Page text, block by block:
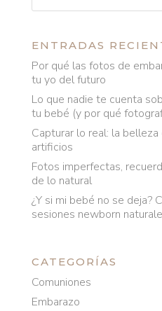
ENTRADAS
Por qué las fotos de
tu yo del futuro
Lo que nadie te cuenta
tu bebé (y por qué
Capturar lo real: la
artificios
Fotos imperfectas,
de lo natural
¿Y si mi bebé no se deja?
sesiones newborn
CATEGORÍAS
Comuniones
Embarazo